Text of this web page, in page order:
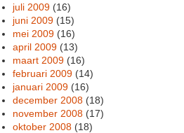
juli 2009 (16)
juni 2009 (15)
mei 2009 (16)
april 2009 (13)
maart 2009 (16)
februari 2009 (14)
januari 2009 (16)
december 2008 (18)
november 2008 (17)
oktober 2008 (18)